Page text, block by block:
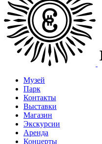
Музей
Парк
Контакты
Выставки
Магазин
Экскурсии
Аренда
Концерты